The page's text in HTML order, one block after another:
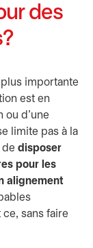
des
importante
est en
ou d’une
limite pas à la
de disposer
pour les
alignement
sans faire